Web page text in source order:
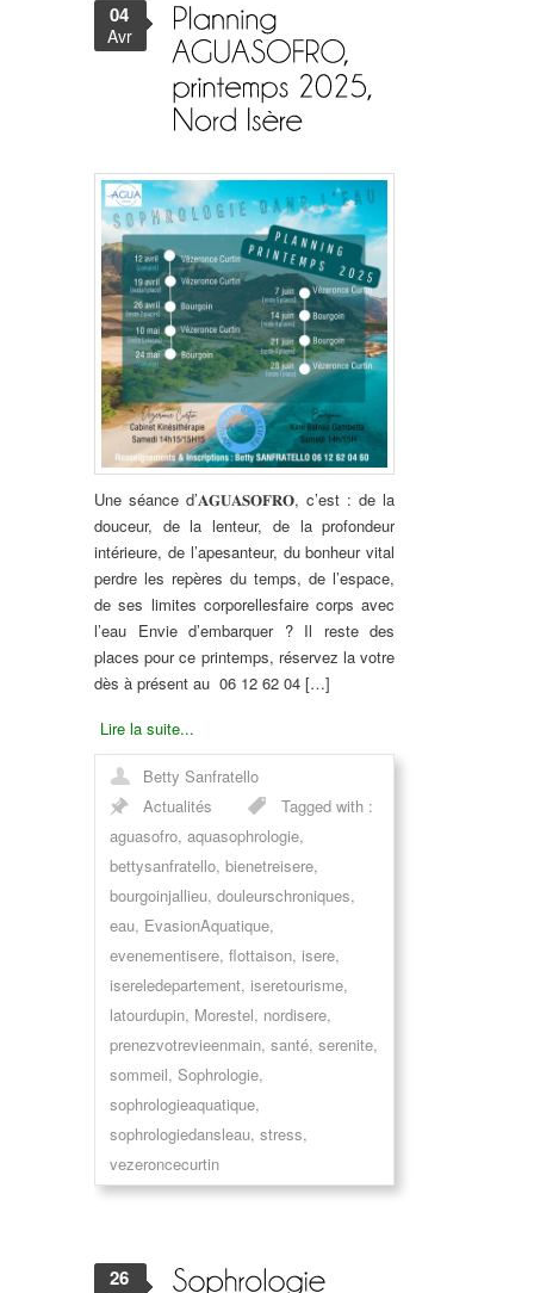
04
Avr
Une séance d’𝐀𝐆𝐔𝐀𝐒𝐎𝐅𝐑𝐎, c’est :de la
douceur, de la lenteur, de la profondeur
intérieure, de l’apesanteur, du bonheur vital
perdre les repères du temps, de l’espace,
de ses limites corporellesfaire corps avec
l’eau Envie d’embarquer ? Il reste des
places pour ce printemps, réservez la votre
dès à présent au 06 12 62 04 […]
Lire la suite...
Betty Sanfratello
Actualités
Tagged with :
aguasofro, aquasophrologie,
bettysanfratello, bienetreisere,
bourgoinjallieu, douleurschroniques,
eau, EvasionAquatique,
evenementisere, flottaison, isere,
isereledepartement, iseretourisme,
latourdupin, Morestel, nordisere,
prenezvotrevieenmain, santé, serenite,
sommeil, Sophrologie,
sophrologieaquatique,
sophrologiedansleau, stress,
vezeroncecurtin
26